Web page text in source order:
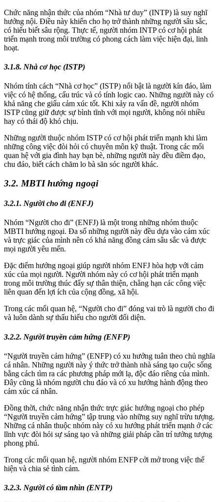
Chức năng nhận thức của nhóm “Nhà tư duy” (INTP) là suy nghĩ
hướng nội. Điều này khiến cho họ trở thành những người sâu sắc,
có hiểu biết sâu rộng. Thực tế, người nhóm INTP có cơ hội phát
triển mạnh trong môi trường có phong cách làm việc hiện đại, linh
hoạt.
3.1.8. Nhà cơ học (ISTP)
Nhóm tính cách “Nhà cơ học” (ISTP) nổi bật là người kín đáo, làm
việc có hệ thống, cấu trúc và có tính logic cao. Những người này có
khả năng che giấu cảm xúc tốt. Khi xảy ra vấn đề, người nhóm
ISTP cũng giữ được sự bình tĩnh với mọi người, không nói nhiều
hay có thái độ khó chịu.
Những người thuộc nhóm ISTP có cơ hội phát triển mạnh khi làm
những công việc đòi hỏi có chuyên môn kỹ thuật. Trong các mối
quan hệ với gia đình hay bạn bè, những người này đều điềm đạo,
chu đáo, biết cách chăm lo bà săn sóc người khác.
3.2. MBTI hướng ngoại
3.2.1. Người cho đi (ENFJ)
Nhóm “Người cho đi” (ENFJ) là một trong những nhóm thuộc
MBTI hướng ngoại. Đa số những người này đều dựa vào cảm xúc
và trực giác của mình nên có khả năng đồng cảm sâu sắc và được
mọi người yêu mến.
Đặc điểm hướng ngoại giúp người nhóm ENFJ hòa hợp với cảm
xúc của mọi người. Người nhóm này có cơ hội phát triển mạnh
trong môi trường thúc đẩy sự thân thiện, chẳng hạn các công việc
liên quan đến lợi ích của cộng đồng, xã hội.
Trong các mối quan hệ, “Người cho đi” đóng vai trò là người cho đi
và luôn dành sự thấu hiểu cho người đối diện.
3.2.2. Người truyền cảm hứng (ENFP)
“Người truyền cảm hứng” (ENFP) có xu hướng tuân theo chủ nghĩa
cá nhân. Những người này ý thức trở thành nhà sáng tạo cuộc sống
bằng cách tìm ra các phương pháp mới lạ, độc đáo riêng của mình.
Đây cũng là nhóm người chu đáo và có xu hướng hành động theo
cảm xúc cá nhân.
Đồng thời, chức năng nhận thức trực giác hướng ngoại cho phép
“Người truyền cảm hứng” tập trung vào những suy nghĩ trừu tượng.
Những cá nhân thuộc nhóm này có xu hướng phát triển mạnh ở các
lĩnh vực đòi hỏi sự sáng tạo và những giải pháp cần trí tưởng tượng
phong phú.
Trong các mối quan hệ, người nhóm ENFP cởi mở trong việc thể
hiện và chia sẻ tình cảm.
3.2.3. Người có tầm nhìn (ENTP)